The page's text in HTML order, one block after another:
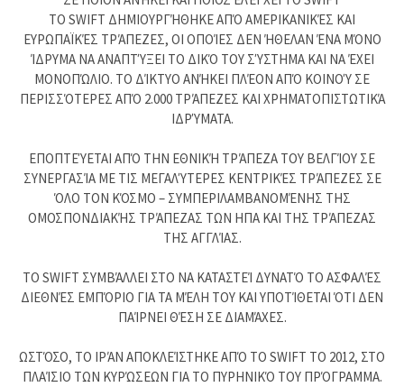
ΤΟ SWIFT ΔΗΜΙΟΥΡΓΉΘΗΚΕ ΑΠΌ ΑΜΕΡΙΚΑΝΙΚΈΣ ΚΑΙ
ΕΥΡΩΠΑΪΚΈΣ ΤΡΆΠΕΖΕΣ, ΟΙ ΟΠΟΊΕΣ ΔΕΝ ΉΘΕΛΑΝ ΈΝΑ ΜΌΝΟ
ΊΔΡΥΜΑ ΝΑ ΑΝΑΠΤΎΞΕΙ ΤΟ ΔΙΚΌ ΤΟΥ ΣΎΣΤΗΜΑ ΚΑΙ ΝΑ ΈΧΕΙ
ΜΟΝΟΠΏΛΙΟ. ΤΟ ΔΊΚΤΥΟ ΑΝΉΚΕΙ ΠΛΈΟΝ ΑΠΌ ΚΟΙΝΟΎ ΣΕ
ΠΕΡΙΣΣΌΤΕΡΕΣ ΑΠΌ 2.000 ΤΡΆΠΕΖΕΣ ΚΑΙ ΧΡΗΜΑΤΟΠΙΣΤΩΤΙΚΆ
ΙΔΡΎΜΑΤΑ.
ΕΠΟΠΤΕΎΕΤΑΙ ΑΠΌ ΤΗΝ ΕΘΝΙΚΉ ΤΡΆΠΕΖΑ ΤΟΥ ΒΕΛΓΊΟΥ ΣΕ
ΣΥΝΕΡΓΑΣΊΑ ΜΕ ΤΙΣ ΜΕΓΑΛΎΤΕΡΕΣ ΚΕΝΤΡΙΚΈΣ ΤΡΆΠΕΖΕΣ ΣΕ
ΌΛΟ ΤΟΝ ΚΌΣΜΟ – ΣΥΜΠΕΡΙΛΑΜΒΑΝΟΜΈΝΗΣ ΤΗΣ
ΟΜΟΣΠΟΝΔΙΑΚΉΣ ΤΡΆΠΕΖΑΣ ΤΩΝ ΗΠΑ ΚΑΙ ΤΗΣ ΤΡΆΠΕΖΑΣ
ΤΗΣ ΑΓΓΛΊΑΣ.
ΤΟ SWIFT ΣΥΜΒΆΛΛΕΙ ΣΤΟ ΝΑ ΚΑΤΑΣΤΕΊ ΔΥΝΑΤΌ ΤΟ ΑΣΦΑΛΈΣ
ΔΙΕΘΝΈΣ ΕΜΠΌΡΙΟ ΓΙΑ ΤΑ ΜΈΛΗ ΤΟΥ ΚΑΙ ΥΠΟΤΊΘΕΤΑΙ ΌΤΙ ΔΕΝ
ΠΑΊΡΝΕΙ ΘΈΣΗ ΣΕ ΔΙΑΜΆΧΕΣ.
ΩΣΤΌΣΟ, ΤΟ ΙΡΆΝ ΑΠΟΚΛΕΊΣΤΗΚΕ ΑΠΌ ΤΟ SWIFT ΤΟ 2012, ΣΤΟ
ΠΛΑΊΣΙΟ ΤΩΝ ΚΥΡΏΣΕΩΝ ΓΙΑ ΤΟ ΠΥΡΗΝΙΚΌ ΤΟΥ ΠΡΌΓΡΑΜΜΑ.